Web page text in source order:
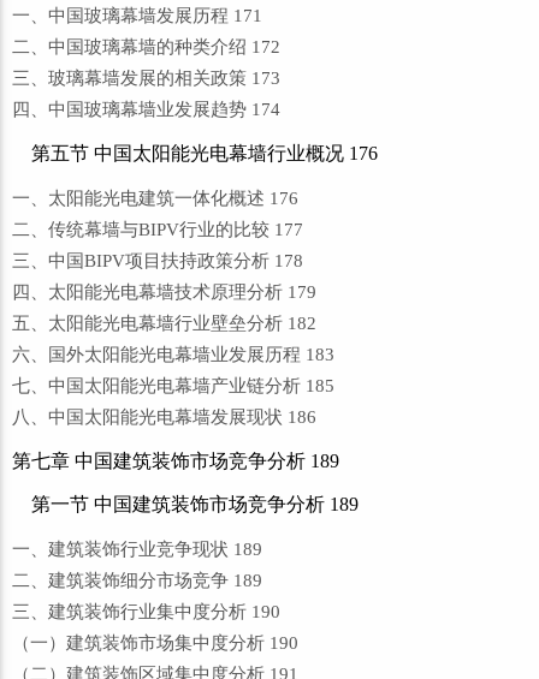
一、中国玻璃幕墙发展历程 171
二、中国玻璃幕墙的种类介绍 172
三、玻璃幕墙发展的相关政策 173
四、中国玻璃幕墙业发展趋势 174
第五节 中国太阳能光电幕墙行业概况 176
一、太阳能光电建筑一体化概述 176
二、传统幕墙与BIPV行业的比较 177
三、中国BIPV项目扶持政策分析 178
四、太阳能光电幕墙技术原理分析 179
五、太阳能光电幕墙行业壁垒分析 182
六、国外太阳能光电幕墙业发展历程 183
七、中国太阳能光电幕墙产业链分析 185
八、中国太阳能光电幕墙发展现状 186
第七章 中国建筑装饰市场竞争分析 189
第一节 中国建筑装饰市场竞争分析 189
一、建筑装饰行业竞争现状 189
二、建筑装饰细分市场竞争 189
三、建筑装饰行业集中度分析 190
（一）建筑装饰市场集中度分析 190
（二）建筑装饰区域集中度分析 191